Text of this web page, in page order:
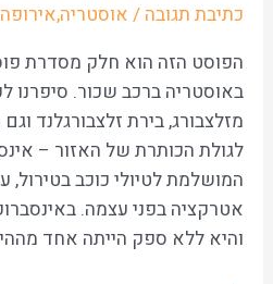
כתיבת תגובה / אוסטריה,אירופה
הפוסט הזה הוא חלק מסדרת
באוסטריה ברכב שכור. סיפרנו
מזלצבורג, בירת זלצבורגלנד
לגולת הכותרת של האזור –
המושלמת לטיולי כוכב בטירול,
אטרקציה בפני עצמה.
והיא ללא ספק הייתה אחד